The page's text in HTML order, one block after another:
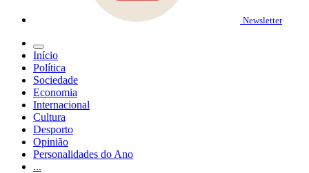
Newsletter
Início
Política
Sociedade
Economia
Internacional
Cultura
Desporto
Opinião
Personalidades do Ano
...